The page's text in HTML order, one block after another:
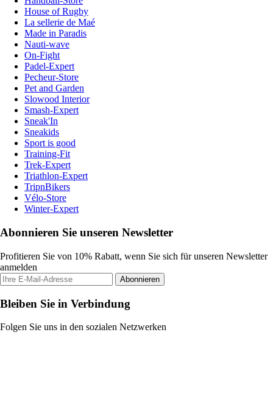
House of Rugby
La sellerie de Maé
Made in Paradis
Nauti-wave
On-Fight
Padel-Expert
Pecheur-Store
Pet and Garden
Slowood Interior
Smash-Expert
Sneak'In
Sneakids
Sport is good
Training-Fit
Trek-Expert
Triathlon-Expert
TripnBikers
Vélo-Store
Winter-Expert
Abonnieren Sie unseren Newsletter
Profitieren Sie von 10% Rabatt, wenn Sie sich für unseren Newsletter
anmelden
Abonnieren
Bleiben Sie in Verbindung
Folgen Sie uns in den sozialen Netzwerken